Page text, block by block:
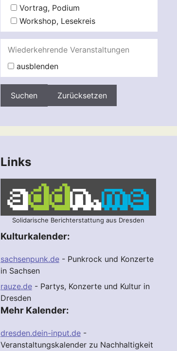
Vortrag, Podium
Workshop, Lesekreis
Wiederkehrende Veranstaltungen
ausblenden
Zurücksetzen
Links
Solidarische Berichterstattung aus Dresden
Kulturkalender:
sachsenpunk.de- Punkrock und Konzerte
in Sachsen
rauze.de- Partys, Konzerte und Kultur in
Dresden
Mehr Kalender:
dresden.dein-input.de-
Veranstaltungskalender zu Nachhaltigkeit